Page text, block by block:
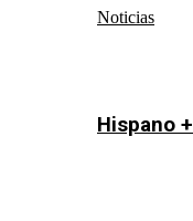
Noticias
Hispano